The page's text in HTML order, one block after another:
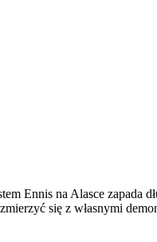
Ennis na Alasce zapada
się z własnymi